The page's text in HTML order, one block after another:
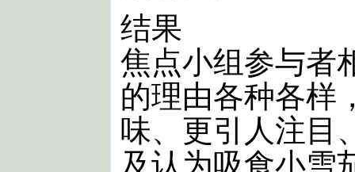
结果
焦点小组参与者
的理由各种各样
味、更引人注目
及认为吸食小雪